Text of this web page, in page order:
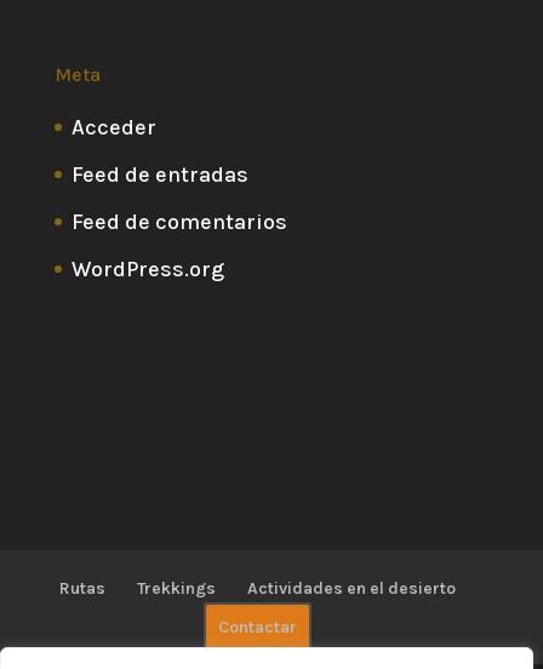
Meta
Acceder
Feed de entradas
Feed de comentarios
WordPress.org
Rutas Trekkings
Actividades en el desierto
Contactar